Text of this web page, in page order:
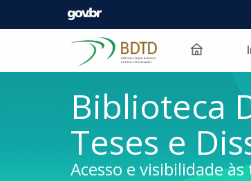
Pular para o conteúdo
Biblioteca
Teses e
Acesso e visibilidade